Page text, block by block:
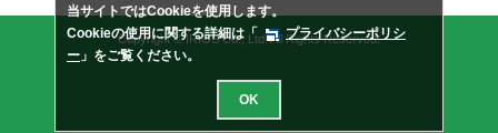
Copyright © IRIOS Co., Ltd. All Rights Reserved.
当サイトではCookieを使用します。
Cookieの使用に関する詳細は「
プライバシーポリシ
ー 」をご覧ください。
OK